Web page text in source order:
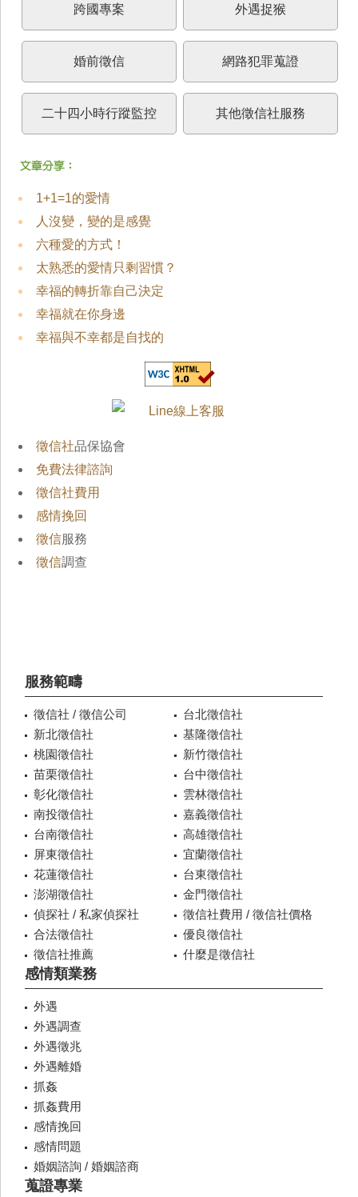
跨國專案 外遇捉猴
婚前徵信 網路犯罪蒐證
二十四小時行蹤監控 其他徵信社服務
1+1=1的愛情
人沒變，變的是感覺
六種愛的方式！
太熟悉的愛情只剩習慣？
幸福的轉折靠自己決定
幸福就在你身邊
幸福與不幸都是自找的
徵信社品保協會
免費法律諮詢
徵信社費用
感情挽回
徵信服務
徵信調查
服務範疇
徵信社 / 徵信公司
台北徵信社
新北徵信社
基隆徵信社
桃園徵信社
新竹徵信社
苗栗徵信社
台中徵信社
彰化徵信社
雲林徵信社
南投徵信社
嘉義徵信社
台南徵信社
高雄徵信社
屏東徵信社
宜蘭徵信社
花蓮徵信社
台東徵信社
澎湖徵信社
金門徵信社
偵探社 / 私家偵探社
徵信社費用 / 徵信社價格
合法徵信社
優良徵信社
徵信社推薦
什麼是徵信社
感情類業務
外遇
外遇調查
外遇徵兆
外遇離婚
抓姦
抓姦費用
感情挽回
感情問題
婚姻諮詢 / 婚姻諮商
蒐證專業